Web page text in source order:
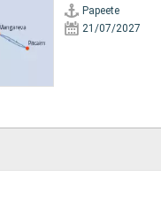
Papeete
21/07/2027